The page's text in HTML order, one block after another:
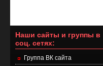
Наши сайты и группы в
соц. сетях:
Группа ВК сайта